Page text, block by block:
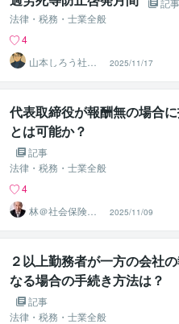
記事
法律・税務・士業全般
4
山本しろう社労
士事務所
2025/11/17
代表取締役が報酬無の場合
とは可能か？
記事
法律・税務・士業全般
4
林＠社会保険労
務士
2025/11/09
２以上勤務者が一方の会社
なる場合の手続き方法は？
記事
法律・税務・士業全般